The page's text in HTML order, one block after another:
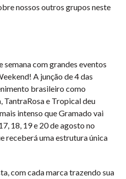
nossos outros grupos neste
semana com grandes eventos
A junção de 4 das
brasileiro como
TantraRosa e Tropical deu
intenso que Gramado vai
18, 19 e 20 de agosto no
receberá uma estrutura única
com cada marca trazendo sua